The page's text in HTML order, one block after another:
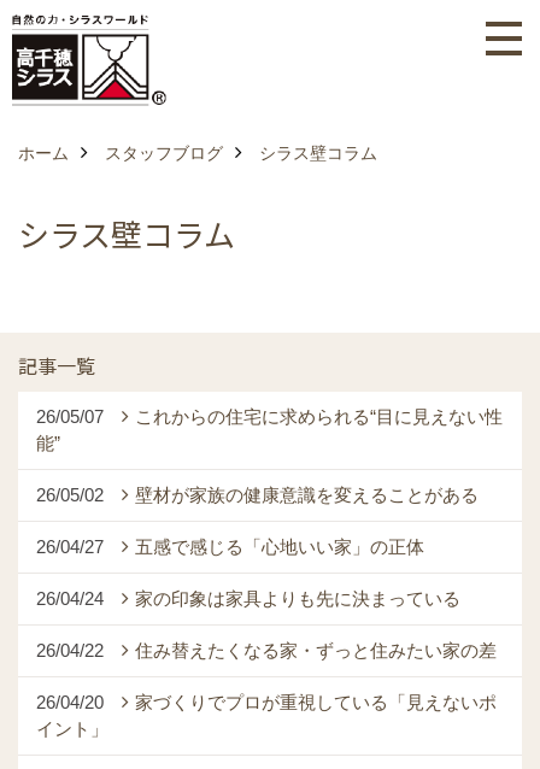
ホーム スタッフブログ シラス壁コラム
シラス壁コラム
記事一覧
26/05/07
これからの住宅に求められる“目に見えない性
能”
26/05/02 壁材が家族の健康意識を変えることがある
26/04/27 五感で感じる「心地いい家」の正体
26/04/24 家の印象は家具よりも先に決まっている
26/04/22 住み替えたくなる家・ずっと住みたい家の差
26/04/20
家づくりでプロが重視している「見えないポ
イント」